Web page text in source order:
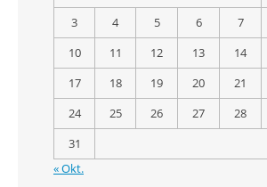
3
4 5 6 7
10
11 12 13 14
17
18 19 20 21
24
25 26 27 28
31
« Okt.